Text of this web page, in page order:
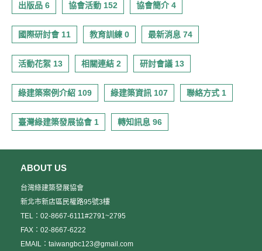
出版品 6 協會活動 152 協會簡介 4
國際研討會 11 教育訓練 0 最新消息 74
活動花絮 13 相關連結 2 研討會議 13
綠建築案例介紹 109 綠建築資訊 107 聯絡方式 1
臺灣綠建築發展協會 1 轉知訊息 96
ABOUT US
台灣綠建築發展協會
新北市新店區民權路95號3樓
TEL：02-8667-6111#2791~2795
FAX：02-8667-6222
EMAIL：taiwangbc123@gmail.com